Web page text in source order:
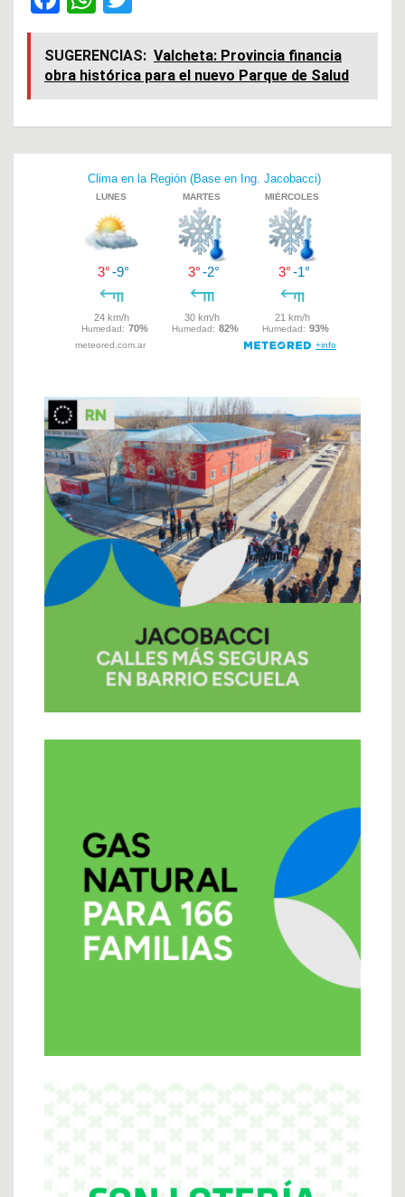
a
ce
b
h
at
s
p
wi
tt
er
SUGERENCIAS: Valcheta: Provincia financia
obra histórica para el nuevo Parque de Salud
Navegación
entradas